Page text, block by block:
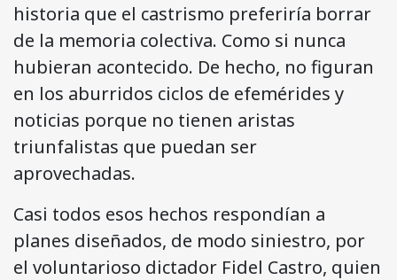
historia que el castrismo preferiría borrar
de la memoria colectiva. Como si nunca
hubieran acontecido. De hecho, no figuran
en los aburridos ciclos de efemérides y
noticias porque no tienen aristas
triunfalistas que puedan ser
aprovechadas.
Casi todos esos hechos respondían a
planes diseñados, de modo siniestro, por
el voluntarioso dictador Fidel Castro, quien